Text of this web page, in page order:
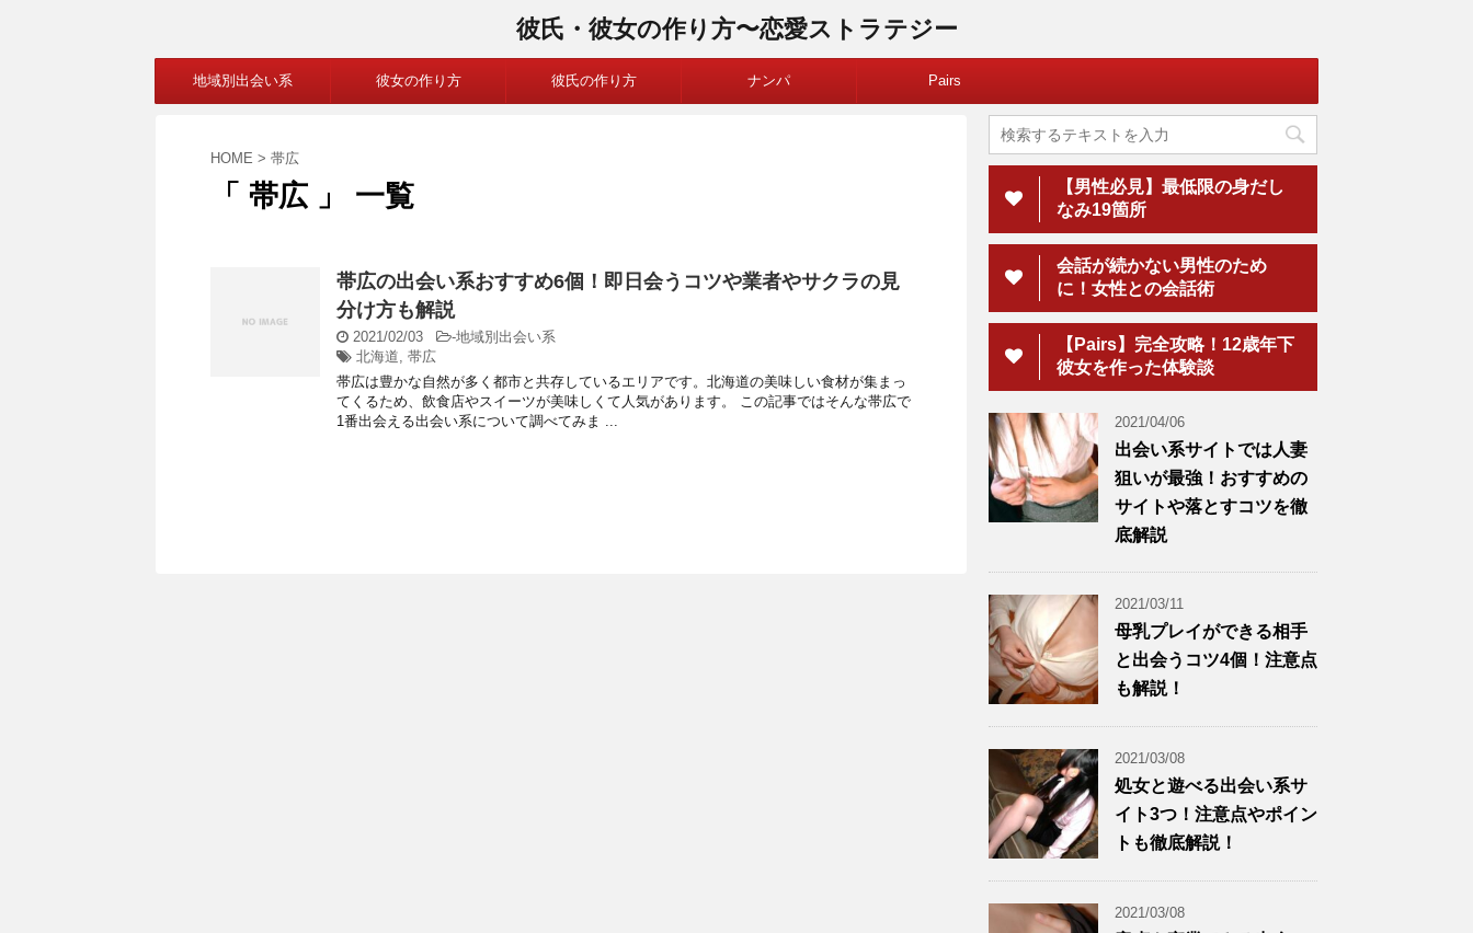
彼氏・彼女の作り方〜恋愛ストラテジー
地域別出会い系 彼女の作り方 彼氏の作り方 ナンパ Pairs
HOME > 帯広
「 帯広 」 一覧
帯広の出会い系おすすめ6個！即日会うコツや業者やサクラの見
分け方も解説
2021/02/03 -地域別出会い系
北海道, 帯広
帯広は豊かな自然が多く都市と共存しているエリアです。北海道の美味しい食材が集まっ
てくるため、飲食店やスイーツが美味しくて人気があります。 この記事ではそんな帯広で
1番出会える出会い系について調べてみま ...
【男性必見】最低限の身だし
なみ19箇所
会話が続かない男性のため
に！女性との会話術
【Pairs】完全攻略！12歳年下
彼女を作った体験談
2021/04/06
出会い系サイトでは人妻
狙いが最強！おすすめの
サイトや落とすコツを徹
底解説
2021/03/11
母乳プレイができる相手
と出会うコツ4個！注意点
も解説！
2021/03/08
処女と遊べる出会い系サ
イト3つ！注意点やポイン
トも徹底解説！
2021/03/08